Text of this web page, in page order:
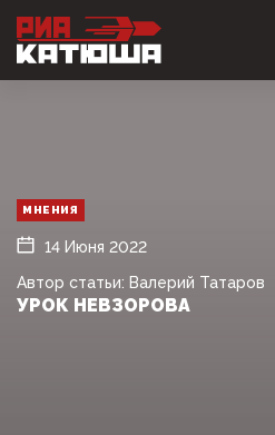
МНЕНИЯ
14 Июня 2022
Автор статьи: Валерий Татаров
УРОК НЕВЗОРОВА